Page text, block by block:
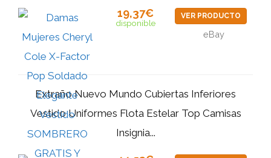
19,37€
disponible
VER PRODUCTO
eBay
Extraño Nuevo Mundo Cubiertas Inferiores
Vestido Uniformes Flota Estelar Top Camisas
Insignia...